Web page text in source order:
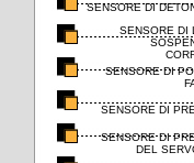
SENSORE DI
SENSORE DI
SENSORE DI
SENSORE DI
SENSORE DI
DEL